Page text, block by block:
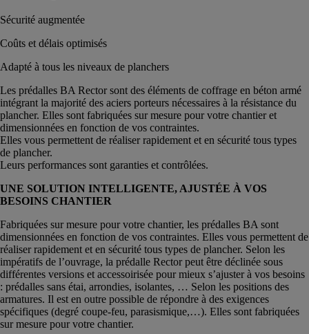
Sécurité augmentée
Coûts et délais optimisés
Adapté à tous les niveaux de planchers
Les prédalles BA Rector sont des éléments de coffrage en béton armé
intégrant la majorité des aciers porteurs nécessaires à la résistance du
plancher. Elles sont fabriquées sur mesure pour votre chantier et
dimensionnées en fonction de vos contraintes.
Elles vous permettent de réaliser rapidement et en sécurité tous types
de plancher.
Leurs performances sont garanties et contrôlées.
UNE SOLUTION INTELLIGENTE, AJUSTÉE À VOS
BESOINS CHANTIER
Fabriquées sur mesure pour votre chantier, les prédalles BA sont
dimensionnées en fonction de vos contraintes. Elles vous permettent de
réaliser rapidement et en sécurité tous types de plancher. Selon les
impératifs de l’ouvrage, la prédalle Rector peut être déclinée sous
différentes versions et accessoirisée pour mieux s’ajuster à vos besoins
: prédalles sans étai, arrondies, isolantes, … Selon les positions des
armatures. Il est en outre possible de répondre à des exigences
spécifiques (degré coupe-feu, parasismique,…). Elles sont fabriquées
sur mesure pour votre chantier.